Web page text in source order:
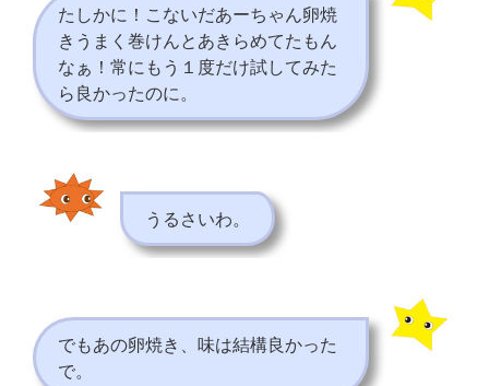
たしかに！こないだあーちゃん卵焼
きうまく巻けんとあきらめてたもん
なぁ！常にもう１度だけ試してみた
ら良かったのに。
うるさいわ。
でもあの卵焼き、味は結構良かった
で。